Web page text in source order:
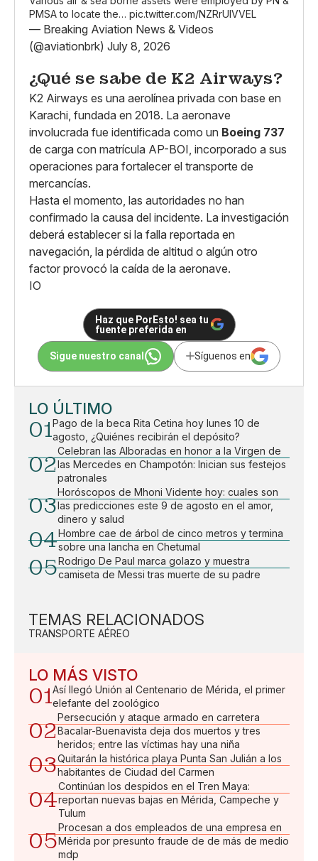
PMSA to locate the… pic.twitter.com/NZRrUlVVEL
— Breaking Aviation News & Videos
(@aviationbrk) July 8, 2026
¿Qué se sabe de K2 Airways?
K2 Airways es una aerolínea privada con base en
Karachi, fundada en 2018. La aeronave
involucrada fue identificada como un Boeing 737
de carga con matrícula AP-BOI, incorporado a sus
operaciones para fortalecer el transporte de
mercancías.
Hasta el momento, las autoridades no han
confirmado la causa del incidente. La investigación
deberá establecer si la falla reportada en
navegación, la pérdida de altitud o algún otro
factor provocó la caída de la aeronave.
IO
Haz que PorEsto! sea tu
fuente preferida en
Sigue nuestro canal Síguenos en
LO ÚLTIMO
01Pago de la beca Rita Cetina hoy lunes 10 de
agosto, ¿Quiénes recibirán el depósito?
02
Celebran las Alboradas en honor a la Virgen de
las Mercedes en Champotón: Inician sus festejos
patronales
03
Horóscopos de Mhoni Vidente hoy: cuales son
las predicciones este 9 de agosto en el amor,
dinero y salud
04Hombre cae de árbol de cinco metros y termina
sobre una lancha en Chetumal
05Rodrigo De Paul marca golazo y muestra
camiseta de Messi tras muerte de su padre
TEMAS RELACIONADOS
TRANSPORTE AÉREO
LO MÁS VISTO
01Así llegó Unión al Centenario de Mérida, el primer
elefante del zoológico
02
Persecución y ataque armado en carretera
Bacalar-Buenavista deja dos muertos y tres
heridos; entre las víctimas hay una niña
03Quitarán la histórica playa Punta San Julián a los
habitantes de Ciudad del Carmen
04
Continúan los despidos en el Tren Maya:
reportan nuevas bajas en Mérida, Campeche y
Tulum
05
Procesan a dos empleados de una empresa en
Mérida por presunto fraude de de más de medio
mdp